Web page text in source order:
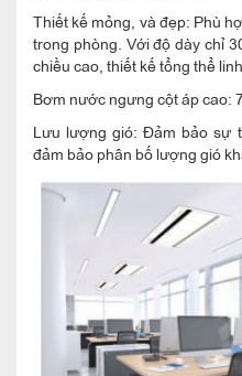
Thiết kế mỏng, và đẹp: Phù
trong phòng. Với độ dày chỉ
chiều cao, thiết kế tổng thể
Bơm nước ngưng cột áp cao:
Lưu lượng gió: Đảm bảo sự
đảm bảo phân bố lượng gió